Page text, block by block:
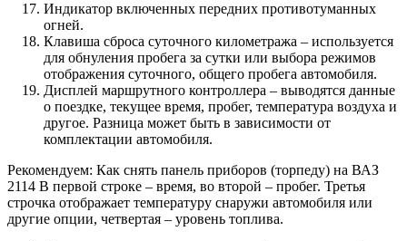
Индикатор включенных передних противотуманных
огней.
Клавиша сброса суточного километража – используется
для обнуления пробега за сутки или выбора режимов
отображения суточного, общего пробега автомобиля.
Дисплей маршрутного контроллера – выводятся данные
о поездке, текущее время, пробег, температура воздуха и
другое. Разница может быть в зависимости от
комплектации автомобиля.
Рекомендуем: Как снять панель приборов (торпеду) на ВАЗ
2114 В первой строке – время, во второй – пробег. Третья
строчка отображает температуру снаружи автомобиля или
другие опции, четвертая – уровень топлива.